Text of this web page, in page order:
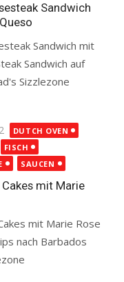
Sandwich
Sandwich mit
Sandwich auf
Sizzlezone
DUTCH OVEN
FISCH
SAUCEN
mit Marie
mit Marie Rose
nach Barbados